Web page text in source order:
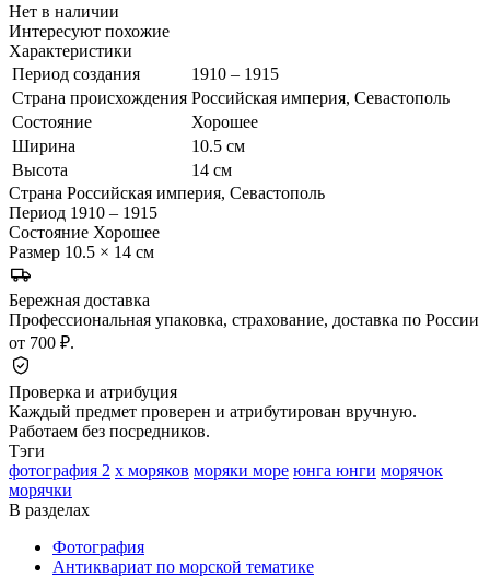
Нет в наличии
Интересуют похожие
Характеристики
Период создания
1910 – 1915
Страна происхождения Российская империя, Севастополь
Состояние
Хорошее
Ширина
10.5 см
Высота
14 см
Страна Российская империя, Севастополь
Период 1910 – 1915
Состояние Хорошее
Размер 10.5 × 14 см
Бережная доставка
Профессиональная упаковка, страхование, доставка по России
от 700 ₽.
Проверка и атрибуция
Каждый предмет проверен и атрибутирован вручную.
Работаем без посредников.
Тэги
фотография 2 х моряков моряки море юнга юнги морячок
морячки
В разделах
Фотография
Антиквариат по морской тематике